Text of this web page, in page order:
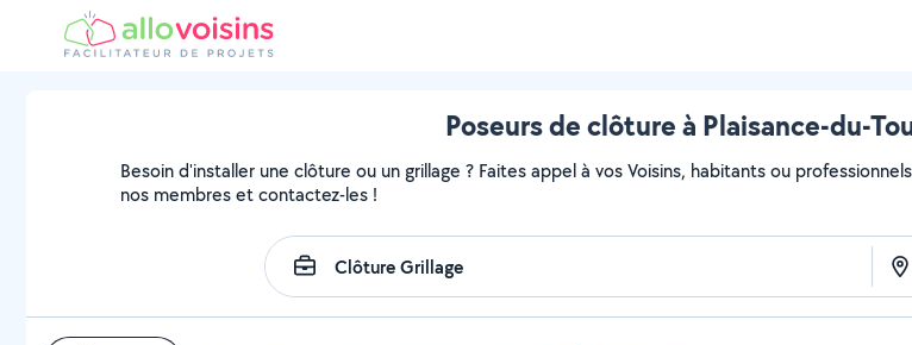
Poseurs de clôture à Plaisance-du-
Besoin d'installer une clôture ou un grillage ? Faites appel à vos Voisins, habitants ou
nos membres et contactez-les !